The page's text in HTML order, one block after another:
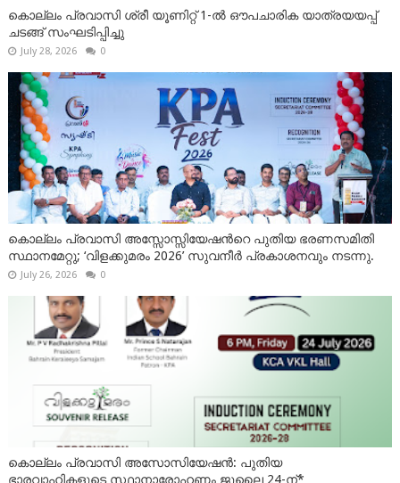
കൊല്ലം പ്രവാസി ശ്രീ യൂണിറ്റ് 1-ൽ ഔപചാരിക യാത്രയയപ്പ്
ചടങ്ങ് സംഘടിപ്പിച്ചു
July 28, 2026 0
കൊല്ലം പ്രവാസി അസ്സോസ്സിയേഷന്‍റെ പുതിയ ഭരണസമിതി
സ്ഥാനമേറ്റു; ‘വിളക്കുമരം 2026’ സുവനീർ പ്രകാശനവും നടന്നു.
July 26, 2026 0
കൊല്ലം പ്രവാസി അസോസിയേഷൻ: പുതിയ
ഭാരവാഹികളുടെ സ്ഥാനാരോഹണം ജൂലൈ 24-ന്*